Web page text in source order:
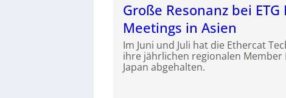
Große Resonanz bei
Meetings in Asien
Im Juni und Juli hat die Ethercat
ihre jährlichen regionalen Member
Japan abgehalten.